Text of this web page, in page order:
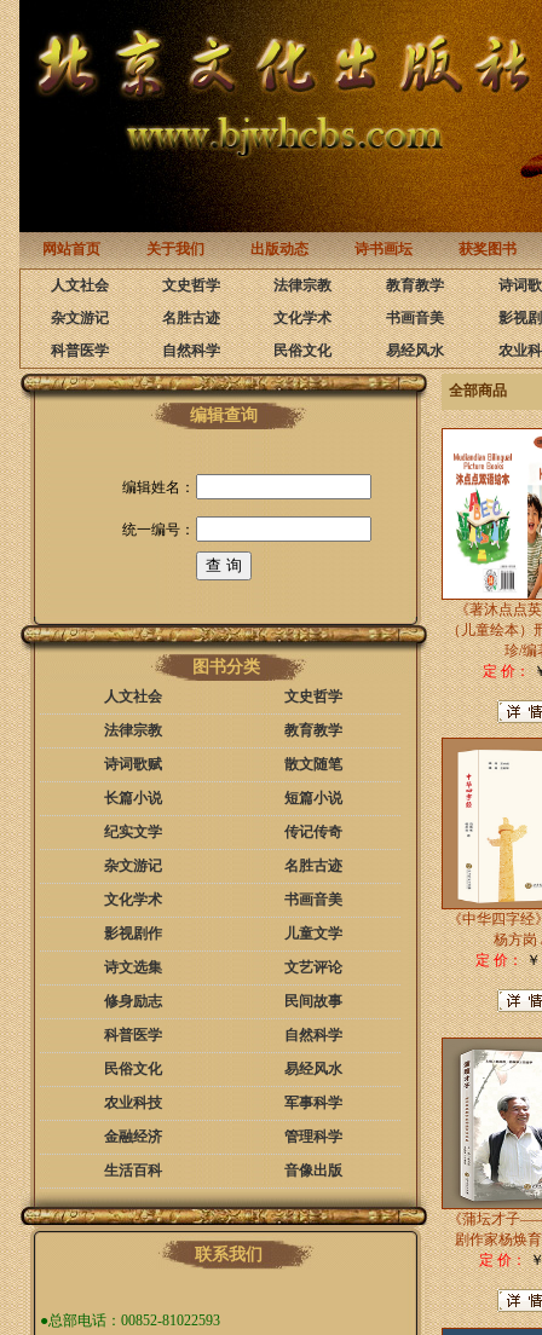
网站首页 关于我们 出版动态 诗书画坛 获奖图书
人文社会 文史哲学 法律宗教 教育教学
诗词
杂文游记
名胜古迹 文化学术 书画音美
影视
科普医学
自然科学 民俗文化 易经风水 农业
编辑查询
编辑姓名：
统一编号：
图书分类
人文社会
文史哲学
法律宗教
教育教学
诗词歌赋
散文随笔
长篇小说
短篇小说
纪实文学
传记传奇
杂文游记
名胜古迹
文化学术
书画音美
影视剧作
儿童文学
诗文选集
文艺评论
修身励志
民间故事
科普医学
自然科学
民俗文化
易经风水
农业科技
军事科学
金融经济
管理科学
生活百科
音像出版
联系我们
●总部电话：00852-81022593
全部商品
《著沐点点
（儿童绘本）
珍/编
定 价：
《中华四字
杨方岗
定 价：￥
《蒲坛才子
剧作家杨焕
定 价：